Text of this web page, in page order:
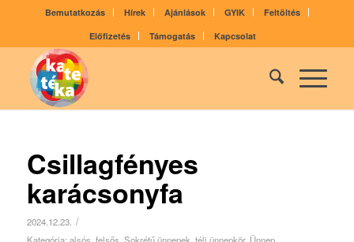
Bemutatkozás Hírek Ajánlások GYIK
Feltöltés
Előfizetés
Támogatás Kapcsolat
Csillagfényes
karácsonyfa
2024.12.23. /